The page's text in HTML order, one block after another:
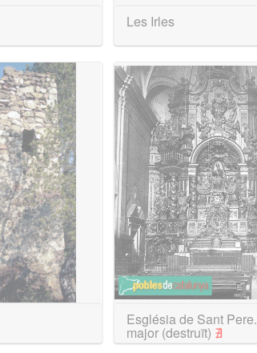
Les Irles
Església de Sant
major (destruït) ∄